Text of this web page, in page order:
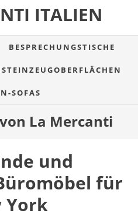
ITALIEN
BESPRECHUNGSTISCHE
SOFAS
La Mercanti
und
für
York